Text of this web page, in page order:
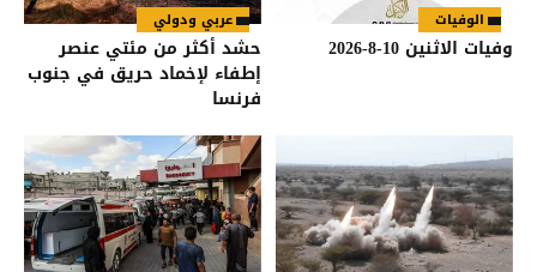
الوفيات
وفيات الاثنين 10-8-2026
عربي ودولي
حشد أكثر من مئتي عنصر
إطفاء لإخماد حريق في جنوب
فرنسا